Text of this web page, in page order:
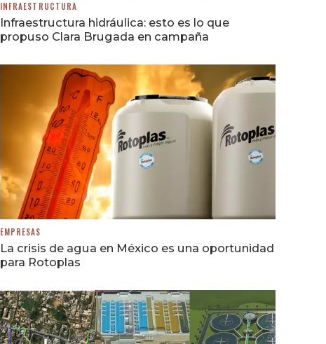
INFRAESTRUCTURA
Infraestructura hidráulica: esto es lo que
propuso Clara Brugada en campaña
EMPRESAS
La crisis de agua en México es una oportunidad
para Rotoplas